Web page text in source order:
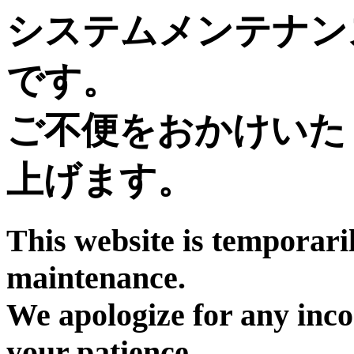
システムメンテナ
です。
ご不便をおかけい
上げます。
This website is
maintenance.
We apologize for any